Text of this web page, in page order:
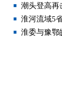
潮头登高再
淮河流域5
淮委与豫鄂